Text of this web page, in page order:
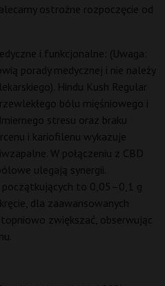
ostrożne rozpoczęcie od
i funkcjonalne: (Uwaga:
porady medycznej i nie należy
Hindu Kush Regular
bólu mięśniowego i
stresu oraz braku
i kariofilenu wykazuje
W połączeniu z CBD
ulegają synergii.
to 0,05–0,1 g
dla zaawansowanych
zwiększać, obserwując